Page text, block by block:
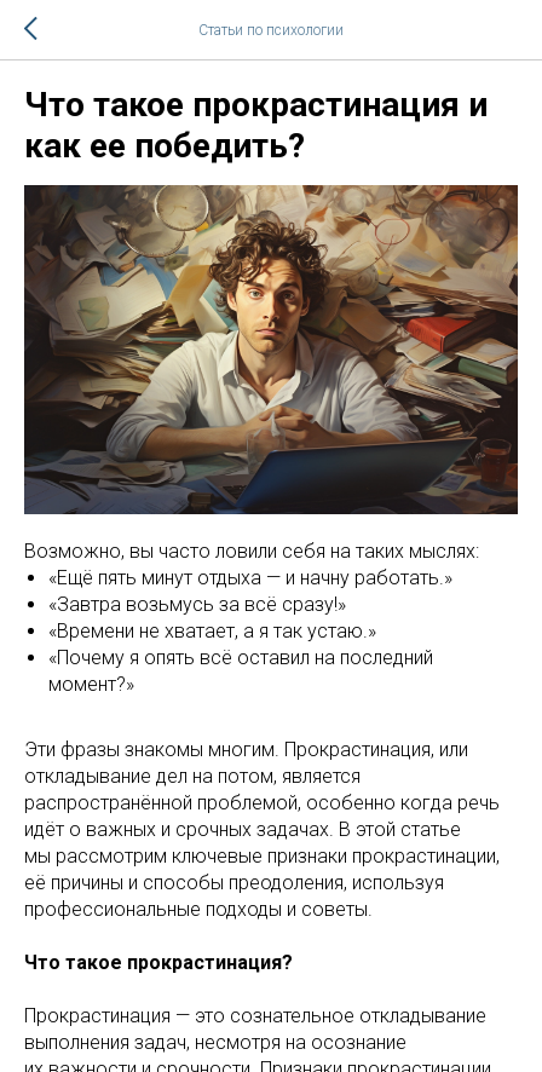
Статьи по психологии
Что такое прокрастинация и
как ее победить?
Возможно, вы часто ловили себя на таких мыслях:
«Ещё пять минут отдыха — и начну работать.»
«Завтра возьмусь за всё сразу!»
«Времени не хватает, а я так устаю.»
«Почему я опять всё оставил на последний
момент?»
Эти фразы знакомы многим. Прокрастинация, или
откладывание дел на потом, является
распространённой проблемой, особенно когда речь
идёт о важных и срочных задачах. В этой статье
мы рассмотрим ключевые признаки прокрастинации,
её причины и способы преодоления, используя
профессиональные подходы и советы.
Что такое прокрастинация?
Прокрастинация — это сознательное откладывание
выполнения задач, несмотря на осознание